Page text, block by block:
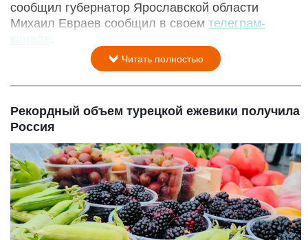
сообщил губернатор Ярославской области
Михаил Евраев сообщил в своем телеграм-
канале
Читать полностью
Рекордный объем турецкой ежевики получила
Россия